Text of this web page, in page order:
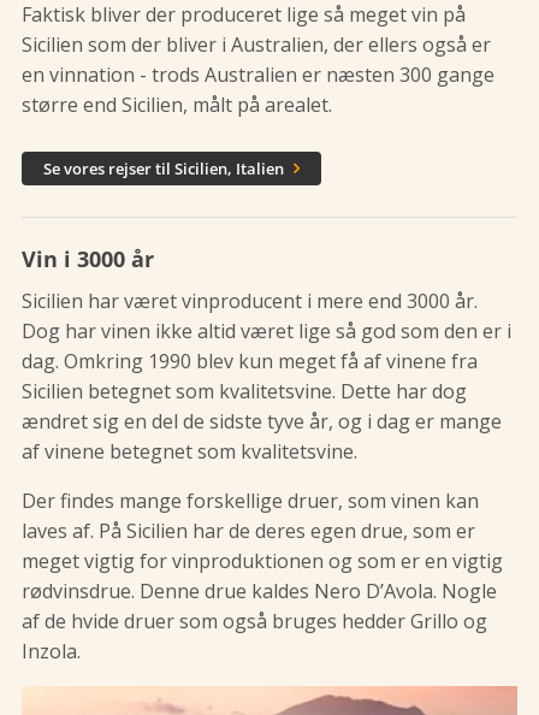
Faktisk bliver der produceret lige så meget vin på
Sicilien som der bliver i Australien, der ellers også er
en vinnation - trods Australien er næsten 300 gange
større end Sicilien, målt på arealet.
Se vores rejser til Sicilien, Italien 
Vin i 3000 år
Sicilien har været vinproducent i mere end 3000 år.
Dog har vinen ikke altid været lige så god som den er i
dag. Omkring 1990 blev kun meget få af vinene fra
Sicilien betegnet som kvalitetsvine. Dette har dog
ændret sig en del de sidste tyve år, og i dag er mange
af vinene betegnet som kvalitetsvine.
Der findes mange forskellige druer, som vinen kan
laves af. På Sicilien har de deres egen drue, som er
meget vigtig for vinproduktionen og som er en vigtig
rødvinsdrue. Denne drue kaldes Nero D’Avola. Nogle
af de hvide druer som også bruges hedder Grillo og
Inzola.